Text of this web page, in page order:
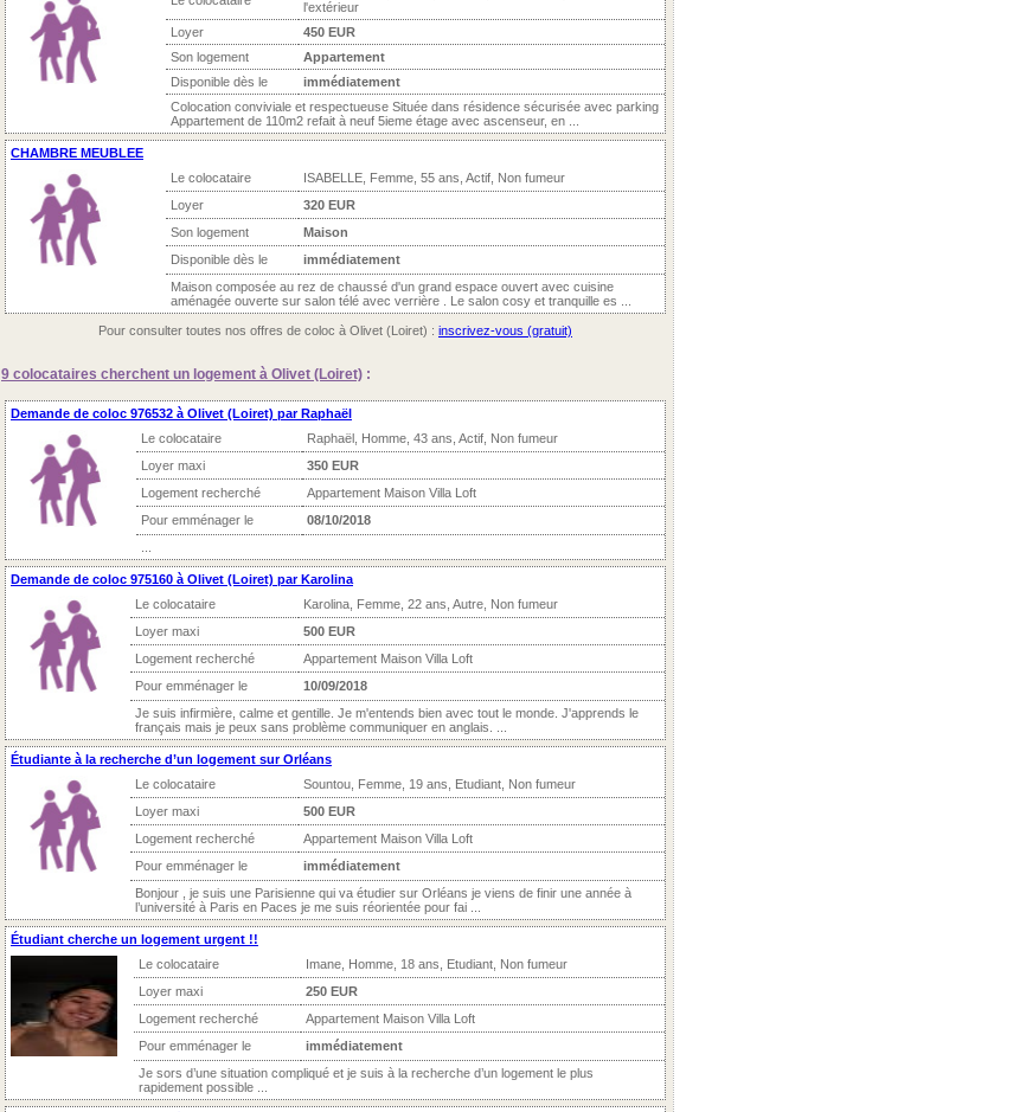
l'extérieur
Loyer
450 EUR
Son logement
Appartement
Disponible dès le
immédiatement
Colocation conviviale et respectueuse Située dans résidence sécurisée avec parking
Appartement de 110m2 refait à neuf 5ieme étage avec ascenseur, en ...
CHAMBRE MEUBLEE
Le colocataire
ISABELLE, Femme, 55 ans, Actif, Non fumeur
Loyer
320 EUR
Son logement
Maison
Disponible dès le
immédiatement
Maison composée au rez de chaussé d'un grand espace ouvert avec cuisine
aménagée ouverte sur salon télé avec verrière . Le salon cosy et tranquille es ...
Pour consulter toutes nos offres de coloc à Olivet (Loiret) : inscrivez-vous (gratuit)
9 colocataires cherchent un logement à Olivet (Loiret) :
Demande de coloc 976532 à Olivet (Loiret) par Raphaël
Le colocataire
Raphaël, Homme, 43 ans, Actif, Non fumeur
Loyer maxi
350 EUR
Logement recherché
Appartement Maison Villa Loft
Pour emménager le
08/10/2018
Demande de coloc 975160 à Olivet (Loiret) par Karolina
Le colocataire
Karolina, Femme, 22 ans, Autre, Non fumeur
Loyer maxi
500 EUR
Logement recherché
Appartement Maison Villa Loft
Pour emménager le
10/09/2018
Je suis infirmière, calme et gentille. Je m'entends bien avec tout le monde. J'apprends le
français mais je peux sans problème communiquer en anglais. ...
Étudiante à la recherche d’un logement sur Orléans
Le colocataire
Sountou, Femme, 19 ans, Etudiant, Non fumeur
Loyer maxi
500 EUR
Logement recherché
Appartement Maison Villa Loft
Pour emménager le
immédiatement
Bonjour , je suis une Parisienne qui va étudier sur Orléans je viens de finir une année à
l’université à Paris en Paces je me suis réorientée pour fai ...
Étudiant cherche un logement urgent !!
Le colocataire
Imane, Homme, 18 ans, Etudiant, Non fumeur
Loyer maxi
250 EUR
Logement recherché
Appartement Maison Villa Loft
Pour emménager le
immédiatement
Je sors d’une situation compliqué et je suis à la recherche d’un logement le plus
rapidement possible ...